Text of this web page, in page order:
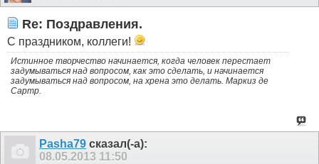
Re: Поздравления.
С праздником, коллеги!
Истинное творчество начинается, когда человек перестает
задумываться над вопросом, как это сделать, и начинается
задумываться над вопросом, на хрена это делать. Маркиз де
Сартр.
Pasha79 сказал(-а):
08.05.2013 11:50